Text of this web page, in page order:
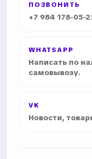
ПОЗВОНИТЬ
+7 984 178-05-
WHATSAPP
Написать по
самовывозу.
VK
Новости,